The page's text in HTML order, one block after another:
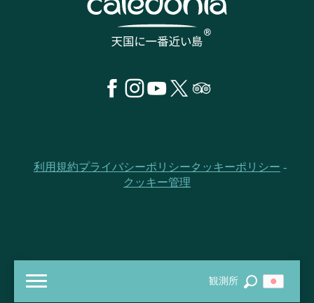
観測所
利用規約プライバシーポリシークッキーポリシー
クッキー管理